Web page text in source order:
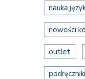
nauka
nowości
outlet